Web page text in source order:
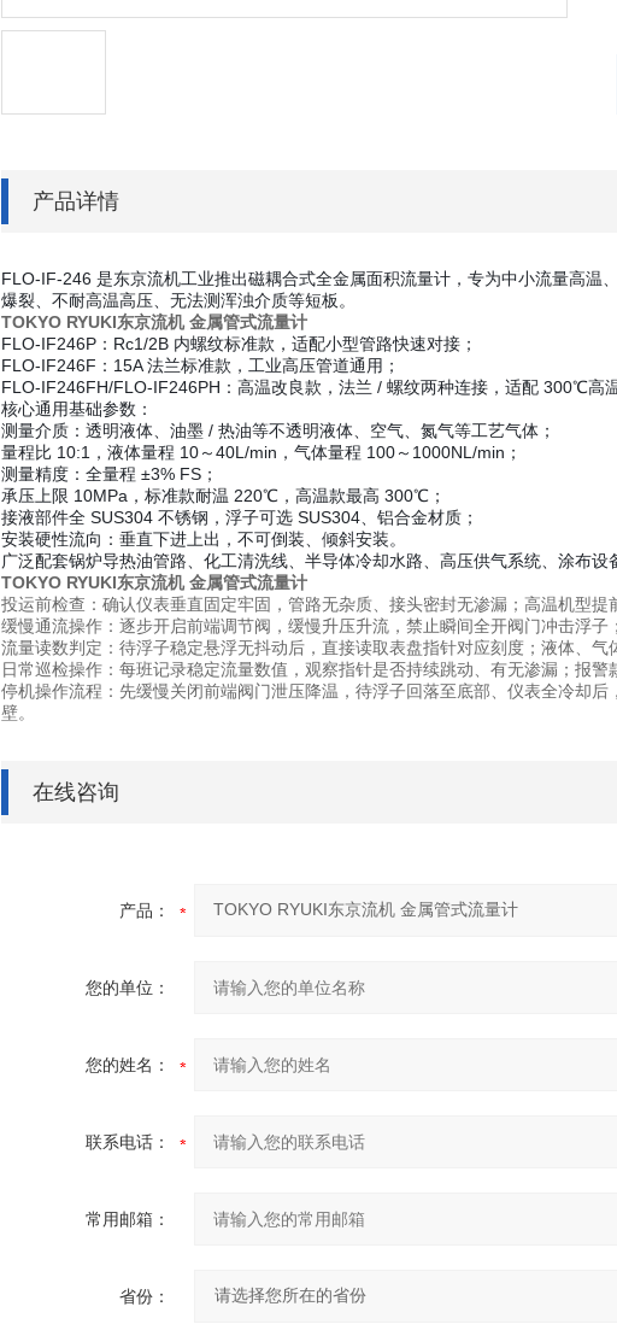
产品详情
FLO-IF-246 是东京流机工业推出磁耦合式全金属面积流量计 ，专为中小流量高温
爆裂、不耐高温高压、无法测浑浊介质等短板。
TOKYO RYUKI东京流机金属管式流量计
FLO-IF246P：Rc1/2B 内螺纹标准款，适配小型管路快速对接；
FLO-IF246F：15A 法兰标准款，工业高压管道通用；
FLO-IF246FH/FLO-IF246PH：高温改良款，法兰 / 螺纹两种连接，适配 300℃高温
核心通用基础参数：
测量介质：透明液体、油墨 / 热油等不透明液体、空气、氮气等工艺气体；
量程比 10:1，液体量程 10～40L/min，气体量程 100～1000NL/min；
测量精度：全量程 ±3% FS；
承压上限 10MPa，标准款耐温 220℃，高温款最高 300℃；
接液部件全 SUS304 不锈钢，浮子可选 SUS304、铝合金材质；
安装硬性流向：垂直下进上出，不可倒装、倾斜安装。
广泛配套锅炉导热油管路、化工清洗线、半导体冷却水路、高压供气系统、涂布设
TOKYO RYUKI东京流机 金属管式流量计
投运前检查：确认仪表垂直固定牢固，管路无杂质、接头密封无渗漏；高温机型
缓慢通流操作：逐步开启前端调节阀，缓慢升压升流，禁止瞬间全开阀门冲击浮
流量读数判定：待浮子稳定悬浮无抖动后，直接读取表盘指针对应刻度；液体、气
日常巡检操作：每班记录稳定流量数值，观察指针是否持续跳动、有无渗漏；报警
停机操作流程：先缓慢关闭前端阀门泄压降温，待浮子回落至底部、仪表全冷却
壁。
在线咨询
产品：
您的单位：
您的姓名：
联系电话：
常用邮箱：
省份：